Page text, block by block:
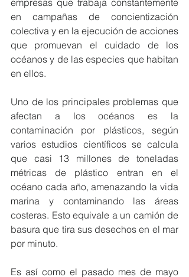
en campañas de concientización
colectiva y en la ejecución de acciones
que promuevan el cuidado de los
océanos y de las especies que habitan
en ellos.
Uno de los principales problemas que
afectan a los océanos es la
contaminación por plásticos, según
varios estudios científicos se calcula
que casi 13 millones de toneladas
métricas de plástico entran en el
océano cada año, amenazando la vida
marina y contaminando las áreas
costeras. Esto equivale a un camión de
basura que tira sus desechos en el mar
por minuto.
Es así como el pasado mes de mayo